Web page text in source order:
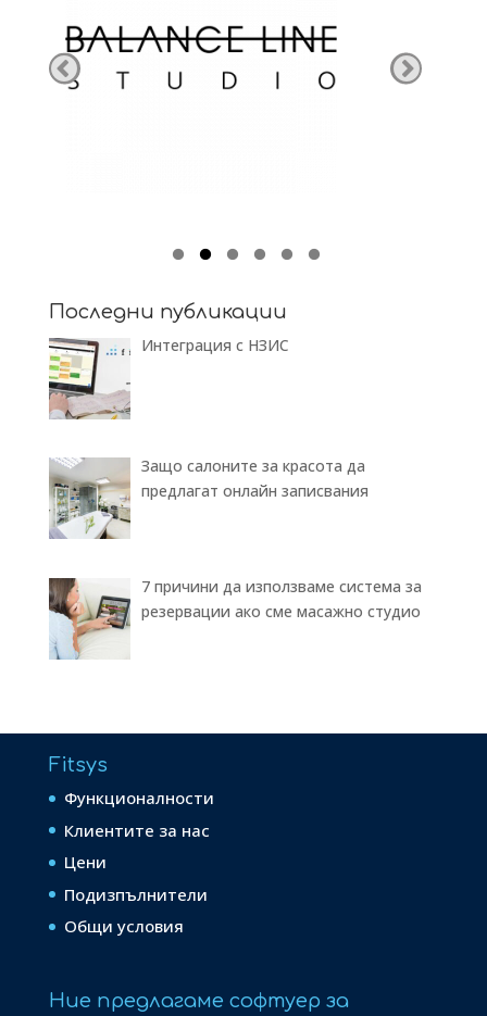
Последни публикации
Интеграция с НЗИС
Защо салоните за красота да
предлагат онлайн записвания
7 причини да използваме система за
резервации ако сме масажно студио
Fitsys
Функционалности
Клиентите за нас
Цени
Подизпълнители
Общи условия
Ние предлагаме софтуер за